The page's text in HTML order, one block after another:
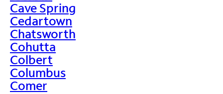
Cave Spring
Cedartown
Chatsworth
Cohutta
Colbert
Columbus
Comer